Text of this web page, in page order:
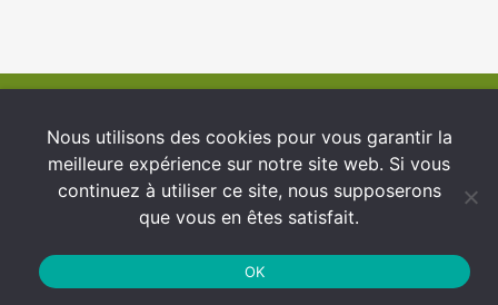
Nous utilisons des cookies pour vous garantir la
meilleure expérience sur notre site web. Si vous
continuez à utiliser ce site, nous supposerons
que vous en êtes satisfait.
OK
Conditions générales d’utilisation
Protection des Données